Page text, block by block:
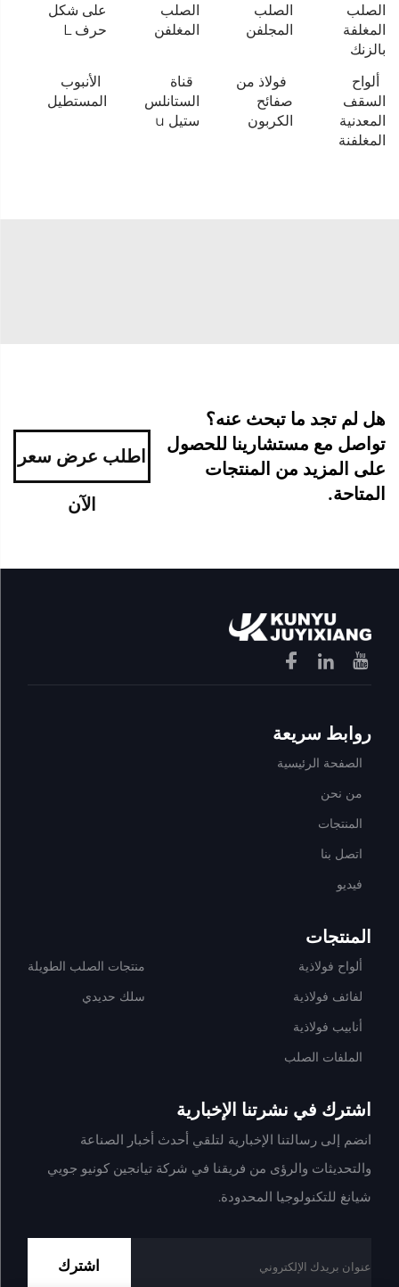
الصلب
المغلفة
بالزنك
الصلب
المجلفن
الصلب
المغلفن
على شكل
حرف L
ألواح
السقف
المعدنية
المغلفنة
فولاذ من
صفائح
الكربون
قناة
الستانلس
ستيل u
الأنبوب
المستطيل
هل لم تجد ما تبحث عنه؟
تواصل مع مستشارينا للحصول
على المزيد من المنتجات
المتاحة.
اطلب عرض سعر
الآن
روابط سريعة
الصفحة الرئيسية
من نحن
المنتجات
اتصل بنا
فيديو
المنتجات
ألواح فولاذية
لفائف فولاذية
أنابيب فولاذية
الملفات الصلب
منتجات الصلب الطويلة
سلك حديدي
اشترك في نشرتنا الإخبارية
انضم إلى رسالتنا الإخبارية لتلقي أحدث أخبار الصناعة
والتحديثات والرؤى من فريقنا في شركة تيانجين كونيو جويي
شيانغ للتكنولوجيا المحدودة.
اشترك